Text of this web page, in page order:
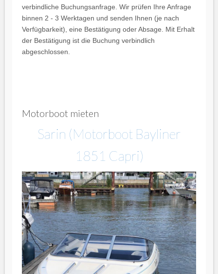
verbindliche Buchungsanfrage. Wir prüfen Ihre Anfrage
binnen 2 - 3 Werktagen und senden Ihnen (je nach
Verfügbarkeit), eine Bestätigung oder Absage. Mit Erhalt
der Bestätigung ist die Buchung verbindlich
abgeschlossen.
Motorboot mieten
Sarin (Motorboot Bayliner
1851 Capri)